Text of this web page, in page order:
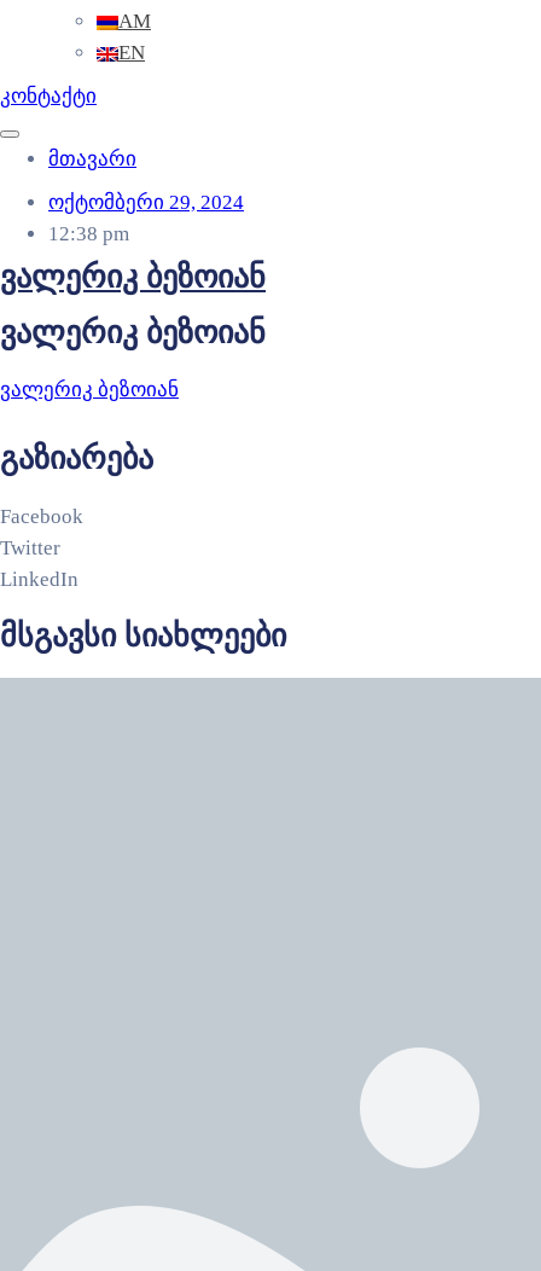
AM
EN
კონტაქტი
მთავარი
ოქტომბერი 29, 2024
12:38 pm
ვალერიკ ბეზოიან
ვალერიკ ბეზოიან
ვალერიკ ბეზოიან
გაზიარება
Facebook
Twitter
LinkedIn
მსგავსი სიახლეები